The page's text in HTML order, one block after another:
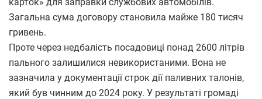
Загальна сума договору становила майже 180 тисяч
гривень.
Проте через недбалість посадовиці понад 2600 літрів
пального залишилися невикористаними. Вона не
зазначила у документації строк дії паливних талонів,
який був чинним до 2024 року. У результаті громаді